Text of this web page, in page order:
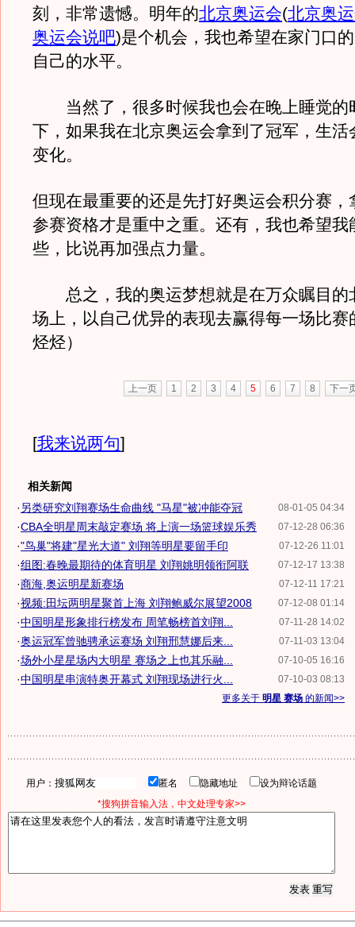
刻，非常遗憾。明年的北京奥运会(北京奥
奥运会说吧)是个机会，我也希望在家门口
自己的水平。
当然了，很多时候我也会在晚上睡觉的
下，如果我在北京奥运会拿到了冠军，生活
变化。
但现在最重要的还是先打好奥运会积分赛，
参赛资格才是重中之重。还有，我也希望我
些，比说再加强点力量。
总之，我的奥运梦想就是在万众瞩目的
场上，以自己优异的表现去赢得每一场比赛
烃烃）
上一页 1 2 3 4 5 6 7 8 下一
[我来说两句]
相关新闻
08-01-05 04:34
· 另类研究刘翔赛场生命曲线 "马星"被冲能夺冠
07-12-28 06:36
·CBA全明星周末敲定赛场 将上演一场篮球娱乐秀
07-12-26 11:01
·"鸟巢"将建"星光大道" 刘翔等明星要留手印
07-12-17 13:38
·组图:春晚最期待的体育明星 刘翔姚明领衔阿联
07-12-11 17:21
·商海,奥运明星新赛场
07-12-08 01:14
·视频:田坛两明星聚首上海 刘翔鲍威尔展望2008
07-11-28 14:02
·中国明星形象排行榜发布 周笔畅榜首刘翔...
07-11-03 13:04
·奥运冠军曾驰骋承运赛场 刘翔邢慧娜后来...
07-10-05 16:16
·场外小星星场内大明星 赛场之上也其乐融...
07-10-03 08:13
·中国明星串演特奥开幕式 刘翔现场进行火...
更多关于 明星 赛场 的新闻>>
用户： 匿名 隐藏地址
设为辩论话题
*搜狗拼音输入法，中文处理专家>>